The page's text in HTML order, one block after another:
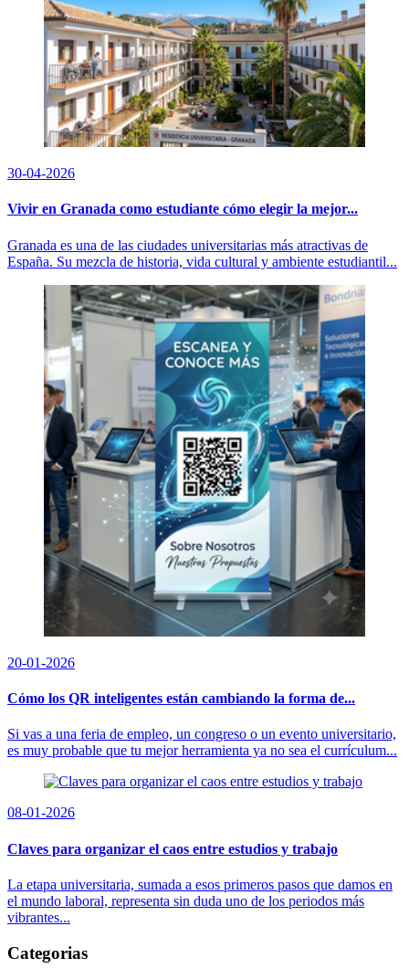
30-04-2026
Vivir en Granada como estudiante cómo elegir la mejor...
Granada es una de las ciudades universitarias más atractivas de
España. Su mezcla de historia, vida cultural y ambiente estudiantil...
20-01-2026
Cómo los QR inteligentes están cambiando la forma de...
Si vas a una feria de empleo, un congreso o un evento universitario,
es muy probable que tu mejor herramienta ya no sea el currículum...
08-01-2026
Claves para organizar el caos entre estudios y trabajo
La etapa universitaria, sumada a esos primeros pasos que damos en
el mundo laboral, representa sin duda uno de los periodos más
vibrantes...
Categorias